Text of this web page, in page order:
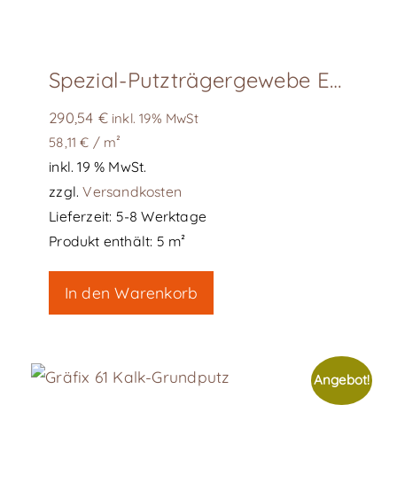
Spezial-Putzträgergewebe Edelstahl, Rolle B= 1m L 5m
290,54 € inkl. 19% MwSt
58,11€ / m²
inkl. 19 % MwSt.
zzgl.Versandkosten
Lieferzeit: 5-8 Werktage
Produkt enthält: 5 m²
In den Warenkorb
Angebot!